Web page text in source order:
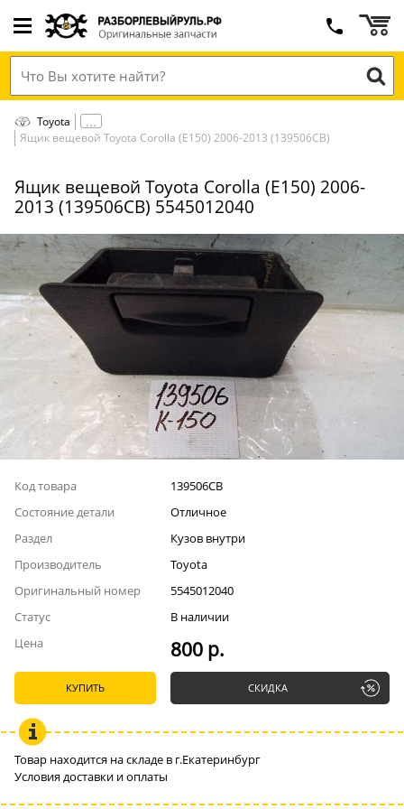
Toyota
Ящик вещевой Toyota Corolla (E150) 2006-2013 (139506СВ)
Ящик вещевой Toyota Corolla (E150) 2006-
2013 (139506СВ) 5545012040
Код товара
139506СВ
Состояние детали
Отличное
Раздел
Кузов внутри
Производитель
Toyota
Оригинальный номер
5545012040
Статус
В наличии
Цена
800 р.
КУПИТЬ СКИДКА
Товар находится на складе в г.Екатеринбург
Условия доставки и оплаты